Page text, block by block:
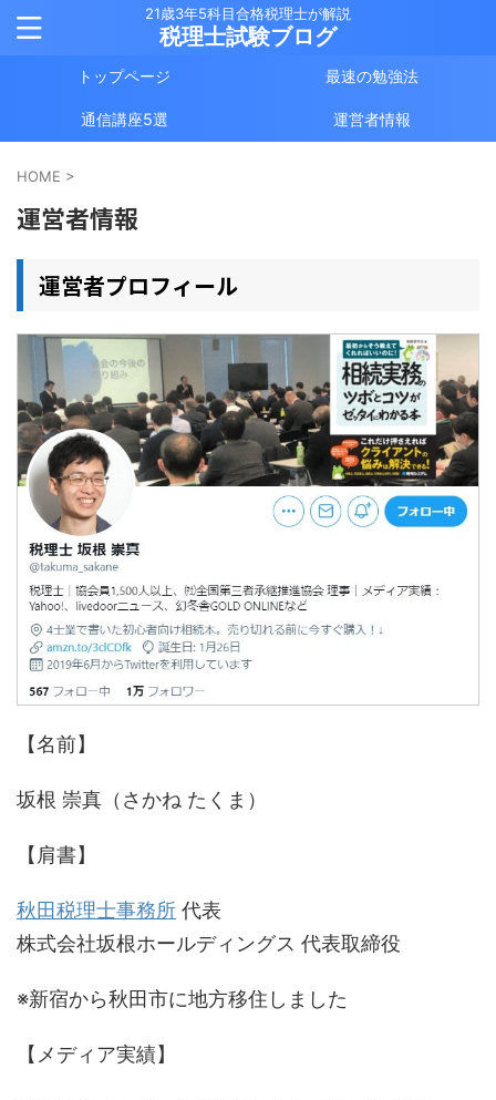
21歳3年5科目合格税理士が解説
税理士試験ブログ
トップページ 最速の勉強法
通信講座5選 運営者情報
HOME >
運営者情報
運営者プロフィール
【名前】
坂根 崇真（さかね たくま）
【肩書】
秋田税理士事務所 代表
株式会社坂根ホールディングス 代表取締役
※新宿から秋田市に地方移住しました
【メディア実績】